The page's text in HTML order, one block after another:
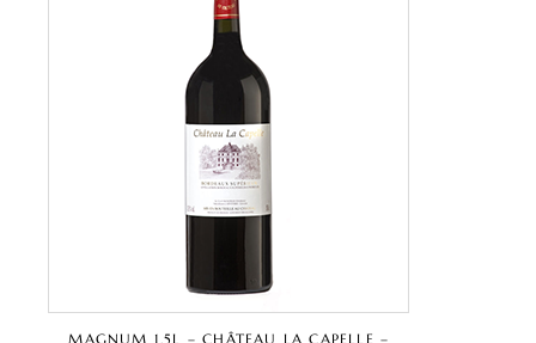
MAGNUM 1,5L – CHÂTEAU LA CAPELLE –